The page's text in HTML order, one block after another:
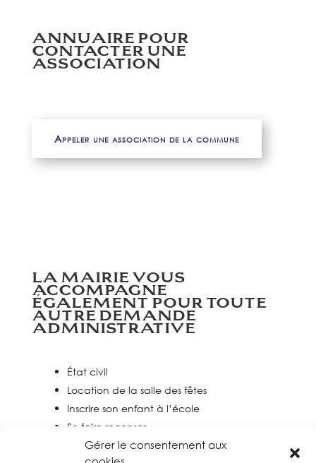
Gérer le consentement aux
ANNUAIRE POUR
CONTACTER UNE
ASSOCIATION
Appeler une association de la commune
LA MAIRIE VOUS
ACCOMPAGNE
ÉGALEMENT POUR TOUTE
AUTRE DEMANDE
ADMINISTRATIVE
État civil
Location de la salle des fêtes
Inscrire son enfant à l’école
Se faire recenser
Demande de travaux